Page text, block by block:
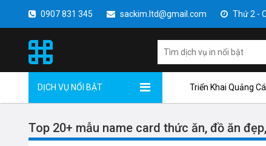
0907 831 345 sackim.ltd@gmail.com Thứ 2 -
DỊCH VỤ NỔI BẬT Triển Khai Quảng
Top 20+ mẫu name card thức ăn, đồ ăn